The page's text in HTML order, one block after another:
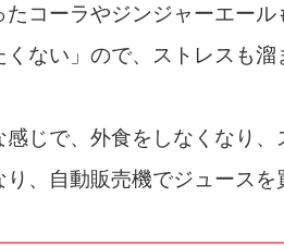
たコーラやジンジャーエー
くない」ので、ストレスも溜
感じで、外食をしなくなり
、自動販売機でジュースを